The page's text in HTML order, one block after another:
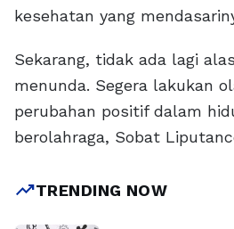
kesehatan yang
Sekarang, tidak ada lagi
menunda. Segera lakukan
perubahan positif dalam
berolahraga, Sobat
trending_upTRENDING NOW